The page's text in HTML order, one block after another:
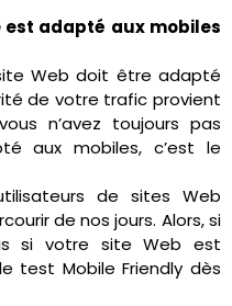
est adapté aux mobiles
Web doit être adapté
de votre trafic provient
n’avez toujours pas
aux mobiles, c’est le
de sites Web
de nos jours. Alors, si
si votre site Web est
test Mobile Friendly dès